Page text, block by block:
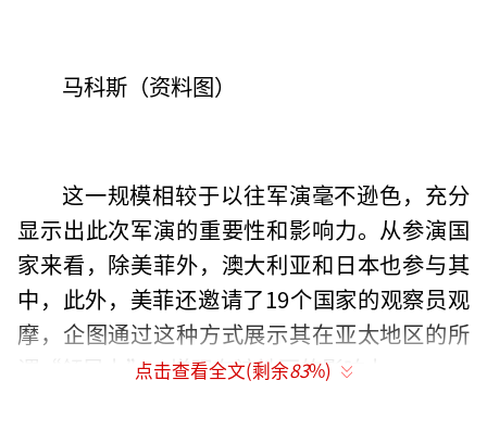
马科斯（资料图）
这一规模相较于以往军演毫不逊色，充分
显示出此次军演的重要性和影响力。从参演国
家来看，除美菲外，澳大利亚和日本也参与其
中，此外，美菲还邀请了19个国家的观察员观
摩，企图通过这种方式展示其在亚太地区的所
谓“领导力”，增强在该地区的影响力。
点击查看全文(剩余83%)